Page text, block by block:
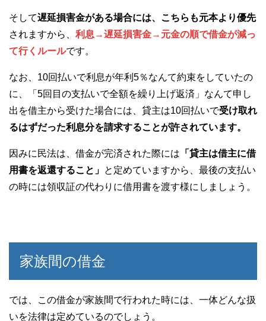
そして遅延損害金がある場合には、こちらも元本より優先
されますから、 利息→遅延損害金→元金の順で借金が減っ
て行くルールです。
なお、10回払いで利息が年利5％なんて約束をしていたの
に、「5回目の支払いで全額を繰り上げ返済」なんて申し
出を借主から受けた場合には、貸主は10回払いで受け取れ
るはずだった利息分を請求することが許されています。
因みに民法は、借金が完済された際には 「貸主は借主に借
用書を返還すること」 と定めていますから、最後の支払い
の時には領収証の代わりに借用書を渡す様にしましょう。
家族間の借金
では、この借金が家族間で行われた時には、一体どんな扱
いを法律は定めているのでしょう。